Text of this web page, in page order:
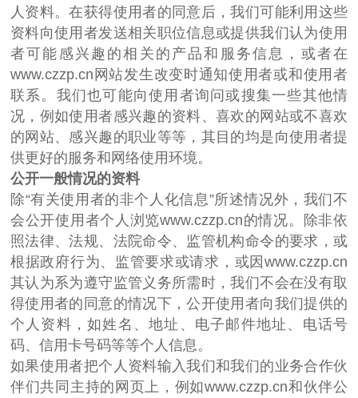
人资料。在获得使用者的同意后，我们可能利用这些
资料向使用者发送相关职位信息或提供我们认为使用
者可能感兴趣的相关的产品和服务信息，或者在
www.czzp.cn网站发生改变时通知使用者或和使用者
联系。我们也可能向使用者询问或搜集一些其他情
况，例如使用者感兴趣的资料、喜欢的网站或不喜欢
的网站、感兴趣的职业等等，其目的均是向使用者提
供更好的服务和网络使用环境。
公开一般情况的资料
除“有关使用者的非个人化信息”所述情况外，我们不
会公开使用者个人浏览www.czzp.cn的情况。除非依
照法律、法规、法院命令、监管机构命令的要求，或
根据政府行为、监管要求或请求，或因www.czzp.cn
其认为系为遵守监管义务所需时，我们不会在没有取
得使用者的同意的情况下，公开使用者向我们提供的
个人资料，如姓名、地址、电子邮件地址、电话号
码、信用卡号码等等个人信息。
如果使用者把个人资料输入我们和我们的业务合作伙
伴们共同主持的网页上，例如www.czzp.cn和伙伴公